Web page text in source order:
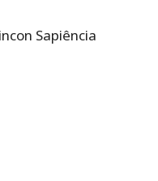
Sapiência